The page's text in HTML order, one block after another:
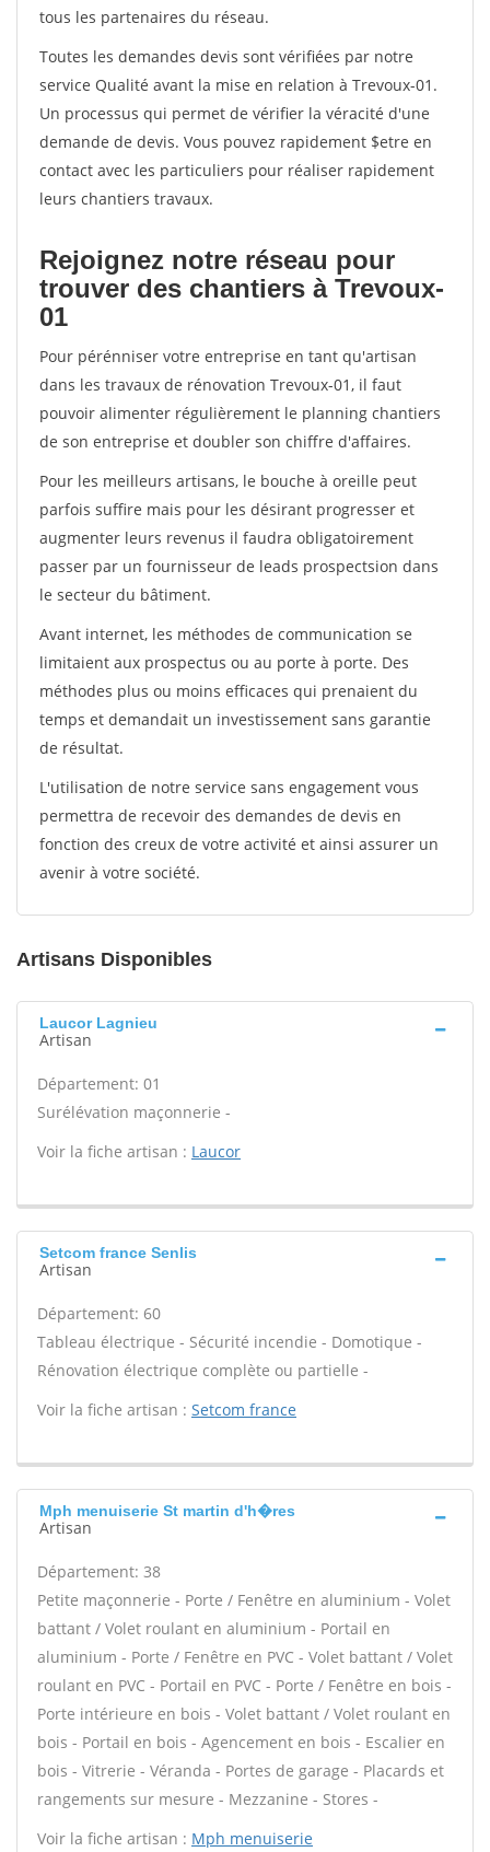
tous les partenaires du réseau.
Toutes les demandes devis sont vérifiées par notre
service Qualité avant la mise en relation à Trevoux-01.
Un processus qui permet de vérifier la véracité d'une
demande de devis. Vous pouvez rapidement $etre en
contact avec les particuliers pour réaliser rapidement
leurs chantiers travaux.
Rejoignez notre réseau pour
trouver des chantiers à Trevoux-
01
Pour pérénniser votre entreprise en tant qu'artisan
dans les travaux de rénovation Trevoux-01, il faut
pouvoir alimenter régulièrement le planning chantiers
de son entreprise et doubler son chiffre d'affaires.
Pour les meilleurs artisans, le bouche à oreille peut
parfois suffire mais pour les désirant progresser et
augmenter leurs revenus il faudra obligatoirement
passer par un fournisseur de leads prospectsion dans
le secteur du bâtiment.
Avant internet, les méthodes de communication se
limitaient aux prospectus ou au porte à porte. Des
méthodes plus ou moins efficaces qui prenaient du
temps et demandait un investissement sans garantie
de résultat.
L'utilisation de notre service sans engagement vous
permettra de recevoir des demandes de devis en
fonction des creux de votre activité et ainsi assurer un
avenir à votre société.
Artisans Disponibles
Laucor Lagnieu
Artisan
Département: 01
Surélévation maçonnerie -
Voir la fiche artisan : Laucor
Setcom france Senlis
Artisan
Département: 60
Tableau électrique - Sécurité incendie - Domotique -
Rénovation électrique complète ou partielle -
Voir la fiche artisan : Setcom france
Mph menuiserie St martin d'h�res
Artisan
Département: 38
Petite maçonnerie - Porte / Fenêtre en aluminium - Volet
battant / Volet roulant en aluminium - Portail en
aluminium - Porte / Fenêtre en PVC - Volet battant / Volet
roulant en PVC - Portail en PVC - Porte / Fenêtre en bois -
Porte intérieure en bois - Volet battant / Volet roulant en
bois - Portail en bois - Agencement en bois - Escalier en
bois - Vitrerie - Véranda - Portes de garage - Placards et
rangements sur mesure - Mezzanine - Stores -
Voir la fiche artisan : Mph menuiserie